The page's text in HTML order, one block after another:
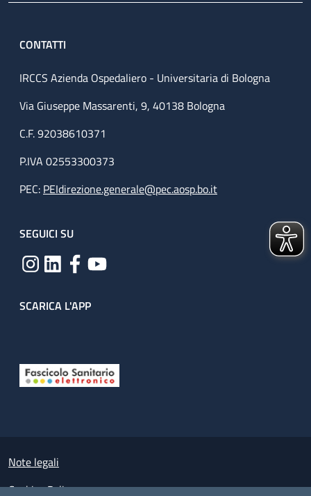
CONTATTI
IRCCS Azienda Ospedaliero - Universitaria di Bologna
Via Giuseppe Massarenti, 9, 40138 Bologna
C.F. 92038610371
P.IVA 02553300373
PEC: PEIdirezione.generale@pec.aosp.bo.it
SEGUICI SU
SCARICA L'APP
Small prints
Note legali
Cookies Policy